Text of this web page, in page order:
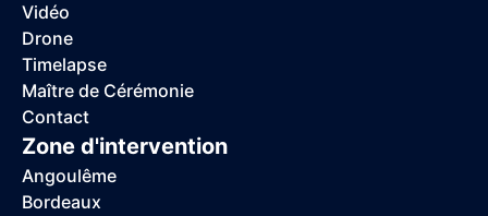
Vidéo
Drone
Timelapse
Maître de Cérémonie
Contact
Zone d'intervention
Angoulême
Bordeaux